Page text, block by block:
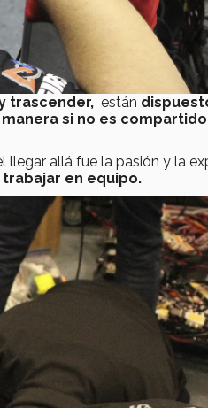
trascender, están
si no es
llegar allá fue la pasión y la
en equipo.